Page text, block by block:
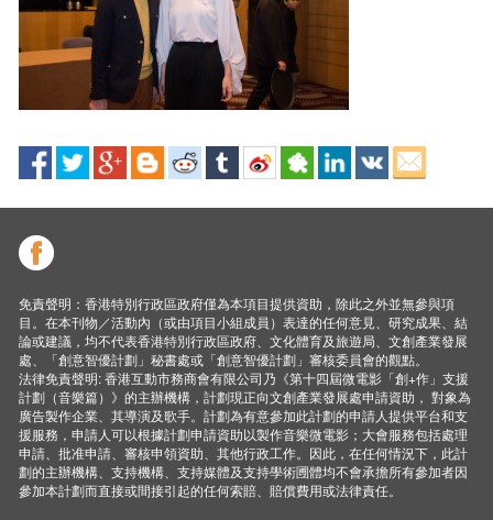
免責聲明：香港特別行政區政府僅為本項目提供資助，除此之外並無參與項
目。在本刊物／活動內（或由項目小組成員）表達的任何意見、研究成果、結
論或建議，均不代表香港特別行政區政府、文化體育及旅遊局、文創產業發展
處、「創意智優計劃」秘書處或「創意智優計劃」審核委員會的觀點。
法律免責聲明: 香港互動市務商會有限公司乃《第十四屆微電影「創+作」支援
計劃（音樂篇）》的主辦機構，計劃現正向文創產業發展處申請資助， 對象為
廣告製作企業、其導演及歌手。計劃為有意參加此計劃的申請人提供平台和支
援服務，申請人可以根據計劃申請資助以製作音樂微電影；大會服務包括處理
申請、批准申請、審核申領資助、其他行政工作。因此，在任何情況下，此計
劃的主辦機構、支持機構、支持媒體及支持學術圑體均不會承擔所有參加者因
參加本計劃而直接或間接引起的任何索賠、賠償費用或法律責任。